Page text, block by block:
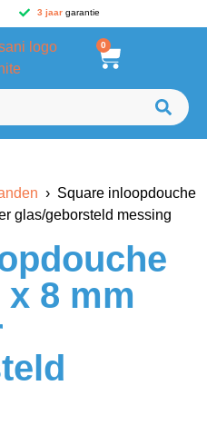
3 jaargarantie
0
› Square inloopdouche
glas/geborsteld messing
x 8 mm